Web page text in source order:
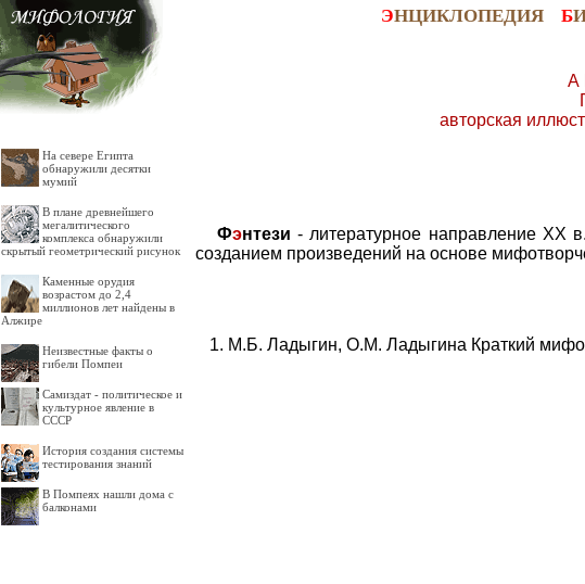
ЭНЦИКЛОПЕДИЯ Б
На севере Египта
обнаружили десятки
мумий
В плане древнейшего
мегалитического
комплекса обнаружили
скрытый геометрический рисунок
Каменные орудия
возрастом до 2,4
миллионов лет найдены в
Алжире
Неизвестные факты о
гибели Помпеи
Самиздат - политическое и
культурное явление в
СССР
История создания системы
тестирования знаний
В Помпеях нашли дома с
балконами
А
авторская
Фэнтези - литературное направление XX
созданием произведений на основе
М.Б. Ладыгин, О.М. Ладыгина Краткий